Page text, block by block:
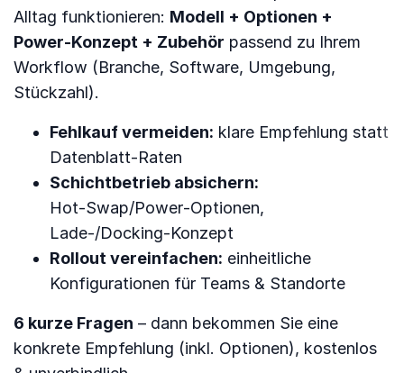
Alltag funktionieren: Modell + Optionen +
Power‑Konzept + Zubehör passend zu Ihrem
Workflow (Branche, Software, Umgebung,
Stückzahl).
Fehlkauf vermeiden: klare Empfehlung statt
Datenblatt‑Raten
Schichtbetrieb absichern:
Hot‑Swap/Power‑Optionen,
Lade-/Docking‑Konzept
Rollout vereinfachen: einheitliche
Konfigurationen für Teams & Standorte
6 kurze Fragen – dann bekommen Sie eine
konkrete Empfehlung (inkl. Optionen), kostenlos